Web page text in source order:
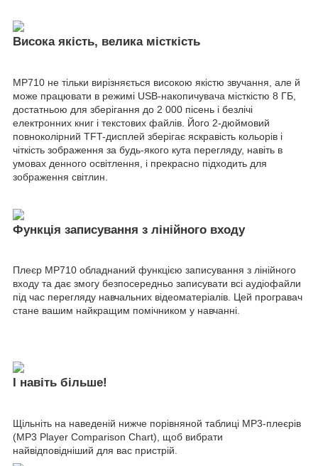
Висока якість, велика місткість
MP710 не тільки вирізняється високою якістю звучання, але й
може працювати в режимі USB-накопичувача місткістю 8 ГБ,
достатньою для зберігання до 2 000 пісень і безлічі
електронних книг і текстових файлів. Його 2-дюймовий
повноколірний TFT-дисплей зберігає яскравість кольорів і
чіткість зображення за будь-якого кута перегляду, навіть в
умовах денного освітлення, і прекрасно підходить для
зображення світлин.
Функція записування з лінійного входу
Плеєр MP710 обладнаний функцією записування з лінійного
входу та дає змогу безпосередньо записувати всі аудіофайли
під час перегляду навчальних відеоматеріалів. Цей програвач
стане вашим найкращим помічником у навчанні.
І навіть більше!
Щільніть на наведеній нижче порівняной таблиці MP3-плеєрів
(MP3 Player Comparison Chart), щоб вибрати
найвідповідніший для вас пристрій.